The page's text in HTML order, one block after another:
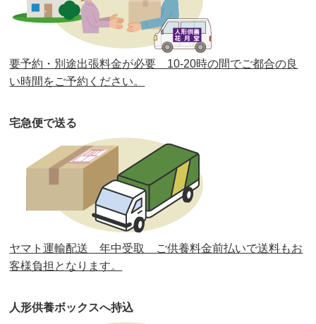
第37回人形供養祭 令和2年6月8日(月)
第36回人形供養祭 令和2年4月16日(木)
第35回人形供養祭令和2年2月13日(木)
第33回人形供養祭
第32回人形供養祭 令和元年6月12日(水)
第31回人形供養祭 平成31年3月13日(水)
第30回人形供養祭平成30年11月28日(水)
第29回人形供養祭平成30年5月23日(水)
第27回人形供養祭平成29年6月14日(水)
要予約・別途出張料金が必要 10-20時の間でご都合の良
い時間をご予約ください。
宅急便で送る
ヤマト運輸配送 年中受取 ご供養料金前払いで送料もお
客様負担となります。
人形供養ボックスへ持込